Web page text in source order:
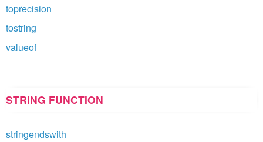
toprecision
tostring
valueof
STRING FUNCTION
stringendswith